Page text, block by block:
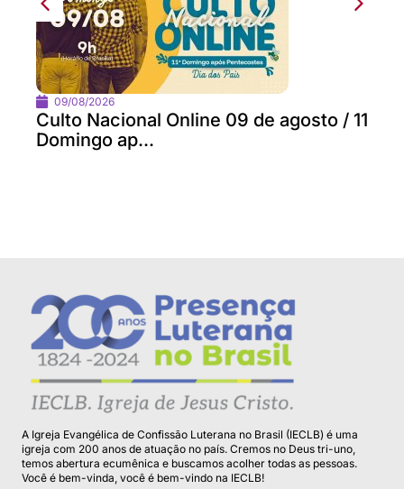
09/08/2026
Culto Nacional Online 09 de agosto / 11
Domingo ap...
A Igreja Evangélica de Confissão Luterana no Brasil (IECLB) é uma
igreja com 200 anos de atuação no país. Cremos no Deus tri-uno,
temos abertura ecumênica e buscamos acolher todas as pessoas.
Você é bem-vinda, você é bem-vindo na IECLB!